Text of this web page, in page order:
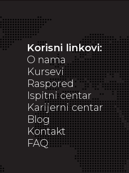
Korisni linkovi:
O nama
Kursevi
Raspored
Ispitni centar
Karijerni centar
Blog
Kontakt
FAQ